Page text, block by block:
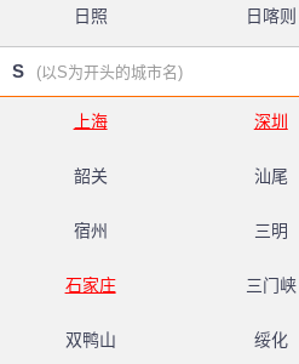
日照 日喀则
S (以S为开头的城市名)
上海 深圳
韶关 汕尾
宿州 三明
石家庄 三门峡
双鸭山 绥化